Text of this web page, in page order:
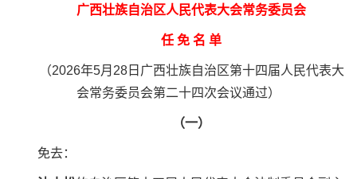
广西壮族自治区人民代表大会常务委员会
任 免 名 单
（2026年5月28日广西壮族自治区第十四届人民代表大
会常务委员会第二十四次会议通过）
（一）
免去：